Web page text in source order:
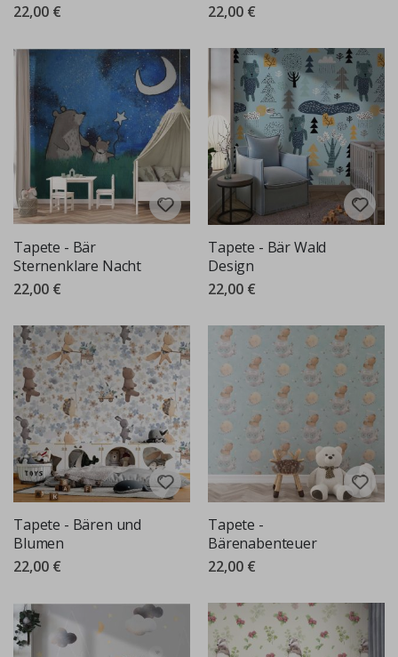
22,00 €
22,00 €
Tapete - Bär
Sternenklare Nacht
22,00 €
Tapete - Bär Wald
Design
22,00 €
Tapete - Bären und
Blumen
22,00 €
Tapete -
Bärenabenteuer
22,00 €